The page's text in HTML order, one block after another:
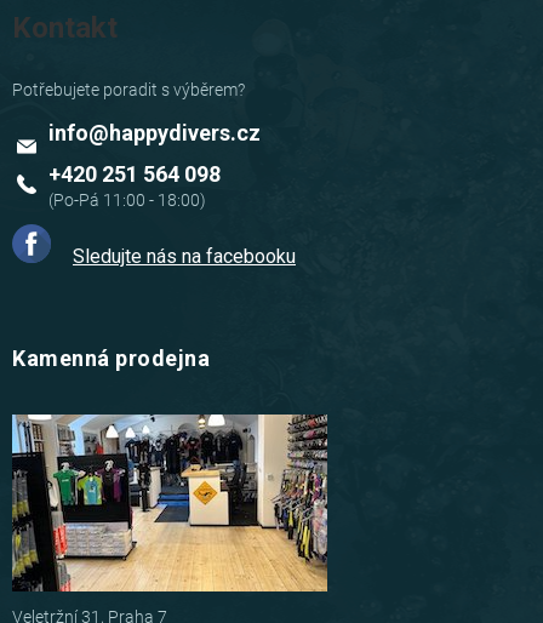
Kontakt
info@happydivers.cz
+420 251 564 098
Sledujte nás na facebooku
Kamenná prodejna
Veletržní 31, Praha 7